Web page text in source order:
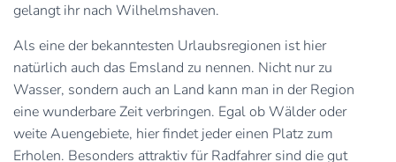
gelangt ihr nach Wilhelmshaven.
Als eine der bekanntesten Urlaubsregionen ist hier
natürlich auch das Emsland zu nennen. Nicht nur zu
Wasser, sondern auch an Land kann man in der Region
eine wunderbare Zeit verbringen. Egal ob Wälder oder
weite Auengebiete, hier findet jeder einen Platz zum
Erholen. Besonders attraktiv für Radfahrer sind die gut